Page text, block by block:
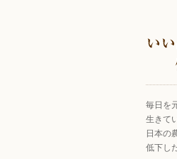
毎日を
生きて
日本の
低下し